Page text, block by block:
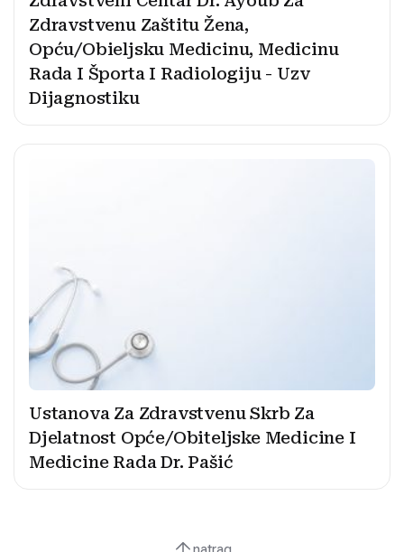
Zdravstvenu Zaštitu Žena,
Opću/Obieljsku Medicinu, Medicinu
Rada I Športa I Radiologiju - Uzv
Dijagnostiku
Ustanova Za Zdravstvenu Skrb Za
Djelatnost Opće/Obiteljske Medicine I
Medicine Rada Dr. Pašić